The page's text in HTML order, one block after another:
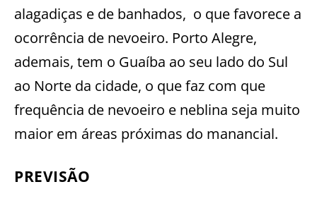
alagadiças e de banhados, o que favorece a
ocorrência de nevoeiro. Porto Alegre,
ademais, tem o Guaíba ao seu lado do Sul
ao Norte da cidade, o que faz com que
frequência de nevoeiro e neblina seja muito
maior em áreas próximas do manancial.
PREVISÃO